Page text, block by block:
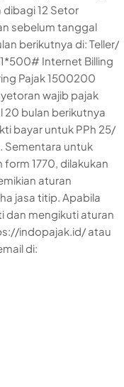
dibagi 12 Setor
sebelum tanggal
berikutnya di: Teller/
Internet Billing
Pajak 1500200
wajib pajak
20 bulan berikutnya
bayar untuk PPh 25/
Sementara untuk
form 1770, dilakukan
aturan
jasa titip. Apabila
dan mengikuti aturan
indopajak.id/ atau
di: